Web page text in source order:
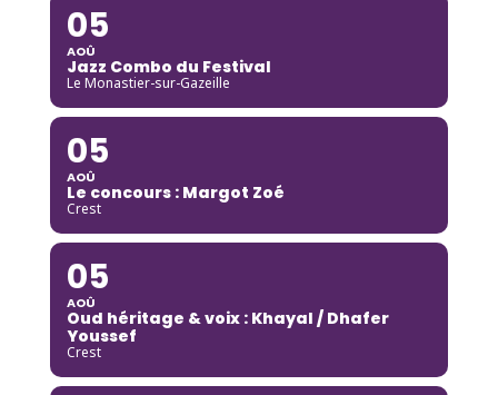
05
AOÛ
Jazz Combo du Festival
Le Monastier-sur-Gazeille
05
AOÛ
Le concours : Margot Zoé
Crest
05
AOÛ
Oud héritage & voix : Khayal / Dhafer
Youssef
Crest